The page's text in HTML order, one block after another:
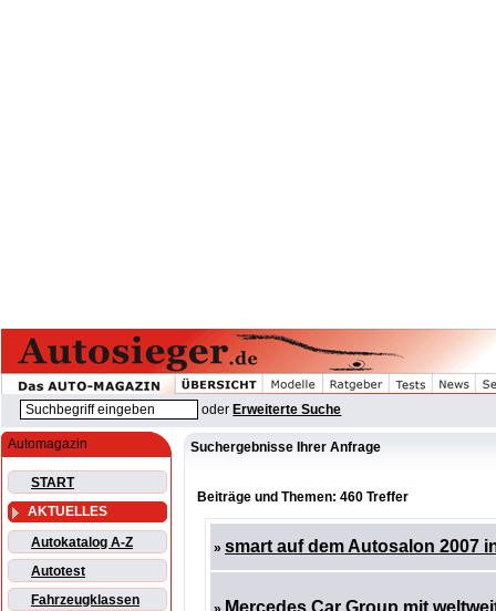
oder Erweiterte Suche
Automagazin
START
AKTUELLES
Autokatalog A-Z
Autotest
Fahrzeugklassen
Suchergebnisse Ihrer Anfrage
Beiträge und Themen: 460 Treffer
» smart auf dem Autosalon 2007